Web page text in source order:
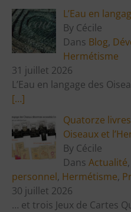
L’Eau en
By Cécile
Dans Blog,
Hermétisme
31 juillet 2026
L’Eau en langage des
[…]
Quatorze
Oiseaux et
By Cécile
Dans Actualité,
personnel, Hermétisme,
30 juillet 2026
… et trois Jeux de Cartes